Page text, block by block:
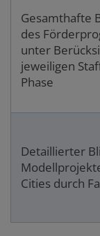
Gesamthafte
des
unter
jeweiligen
Phase
Detaillierter
Cities durch